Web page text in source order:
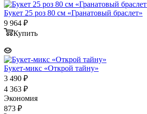
Букет 25 роз 80 см «Гранатовый браслет»
9 964 ₽
Купить
Букет-микс «Открой тайну»
3 490 ₽
4 363 ₽
Экономия
873 ₽